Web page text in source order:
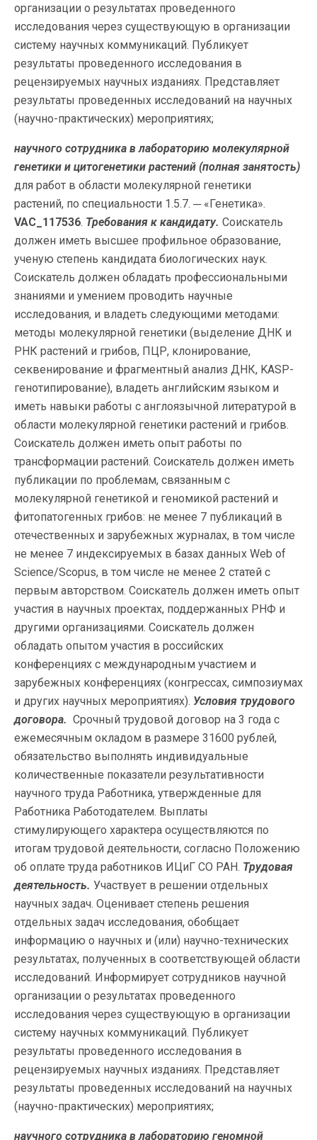
организации о результатах проведенного
исследования через существующую в организации
систему научных коммуникаций. Публикует
результаты проведенного исследования в
рецензируемых научных изданиях. Представляет
результаты проведенных исследований на научных
(научно-практических) мероприятиях;
научного сотрудника в лабораторию молекулярной
генетики и цитогенетики растений (полная занятость)
для работ в области молекулярной генетики
растений, по специальности 1.5.7. ─ «Генетика».
VAC_117536. Требования к кандидату. Соискатель
должен иметь высшее профильное образование,
ученую степень кандидата биологических наук.
Соискатель должен обладать профессиональными
знаниями и умением проводить научные
исследования, и владеть следующими методами:
методы молекулярной генетики (выделение ДНК и
РНК растений и грибов, ПЦР, клонирование,
секвенирование и фрагментный анализ ДНК, KASP-
генотипирование), владеть английским языком и
иметь навыки работы с англоязычной литературой в
области молекулярной генетики растений и грибов.
Соискатель должен иметь опыт работы по
трансформации растений. Соискатель должен иметь
публикации по проблемам, связанным с
молекулярной генетикой и геномикой растений и
фитопатогенных грибов: не менее 7 публикаций в
отечественных и зарубежных журналах, в том числе
не менее 7 индексируемых в базах данных Web of
Science/Scopus, в том числе не менее 2 статей с
первым авторством. Соискатель должен иметь опыт
участия в научных проектах, поддержанных РНФ и
другими организациями. Соискатель должен
обладать опытом участия в российских
конференциях с международным участием и
зарубежных конференциях (конгрессах, симпозиумах
и других научных мероприятиях). Условия трудового
договора. Срочный трудовой договор на 3 года с
ежемесячным окладом в размере 31600 рублей,
обязательство выполнять индивидуальные
количественные показатели результативности
научного труда Работника, утвержденные для
Работника Работодателем. Выплаты
стимулирующего характера осуществляются по
итогам трудовой деятельности, согласно Положению
об оплате труда работников ИЦиГ СО РАН. Трудовая
деятельность. Участвует в решении отдельных
научных задач. Оценивает степень решения
отдельных задач исследования, обобщает
информацию о научных и (или) научно-технических
результатах, полученных в соответствующей области
исследований. Информирует сотрудников научной
организации о результатах проведенного
исследования через существующую в организации
систему научных коммуникаций. Публикует
результаты проведенного исследования в
рецензируемых научных изданиях. Представляет
результаты проведенных исследований на научных
(научно-практических) мероприятиях;
научного сотрудника в лабораторию геномной